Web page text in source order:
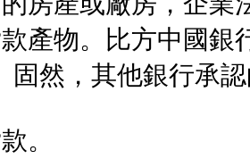
產物。比方中國銀
固然，其他銀行承
。